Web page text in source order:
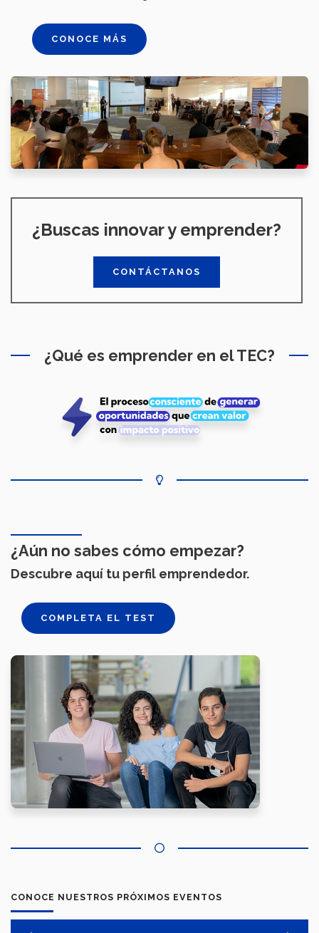
CONOCE MÁS
¿Buscas innovar y emprender?
CONTÁCTANOS
¿Qué es emprender en el TEC?
¿Aún no sabes cómo empezar?
Descubre aquí tu perfil emprendedor.
COMPLETA EL TEST
CONOCE NUESTROS PRÓXIMOS EVENTOS